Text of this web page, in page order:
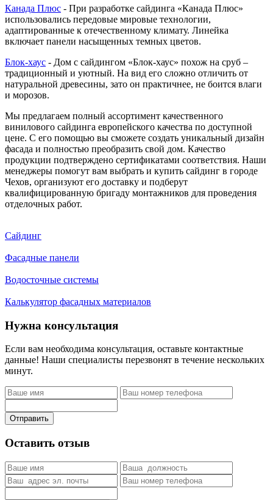
Канада Плюс - При разработке сайдинга «Канада Плюс»
использовались передовые мировые технологии,
адаптированные к отечественному климату. Линейка
включает панели насыщенных темных цветов.
Блок-хаус - Дом с сайдингом «Блок-хаус» похож на сруб –
традиционный и уютный. На вид его сложно отличить от
натуральной древесины, зато он практичнее, не боится влаги
и морозов.
Мы предлагаем полный ассортимент качественного
винилового сайдинга европейского качества по доступной
цене. С его помощью вы сможете создать уникальный дизайн
фасада и полностью преобразить свой дом. Качество
продукции подтверждено сертификатами соответствия. Наши
менеджеры помогут вам выбрать и купить сайдинг в городе
Чехов, организуют его доставку и подберут
квалифицированную бригаду монтажников для проведения
отделочных работ.
Сайдинг
Фасадные панели
Водосточные системы
Калькулятор фасадных материалов
Нужна консультация
Если вам необходима консультация, оставьте контактные
данные! Наши специалисты перезвонят в течение нескольких
минут.
Отправить
Оставить отзыв